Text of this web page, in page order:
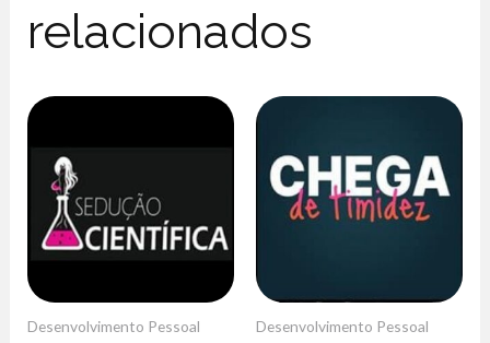
relacionados
Desenvolvimento Pessoal Desenvolvimento Pessoal